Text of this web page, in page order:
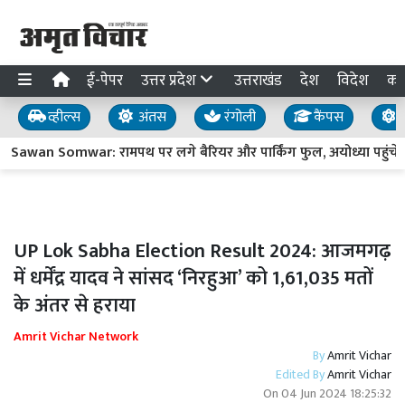
ई-पेपर उत्तर प्रदेश उत्तराखंड देश विदेश
व्हील्स अंतस रंगोली कैंपस
Somwar: रामपथ पर लगे बैरियर और पार्किंग फुल, अयोध्या पहुंचे पांच
UP Lok Sabha Election Result 2024: आजमगढ़
में धर्मेंद्र यादव ने सांसद ‘निरहुआ’ को 1,61,035 मतों
के अंतर से हराया
Amrit Vichar Network
ByAmrit Vichar
Edited ByAmrit Vichar
On04 Jun 2024 18:25:32